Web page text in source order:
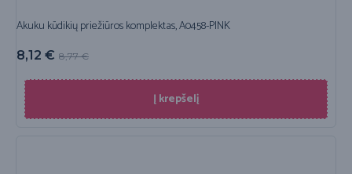
Akuku kūdikių priežiūros komplektas, A0458-PINK
8,77€
8,12 €
Į krepšelį